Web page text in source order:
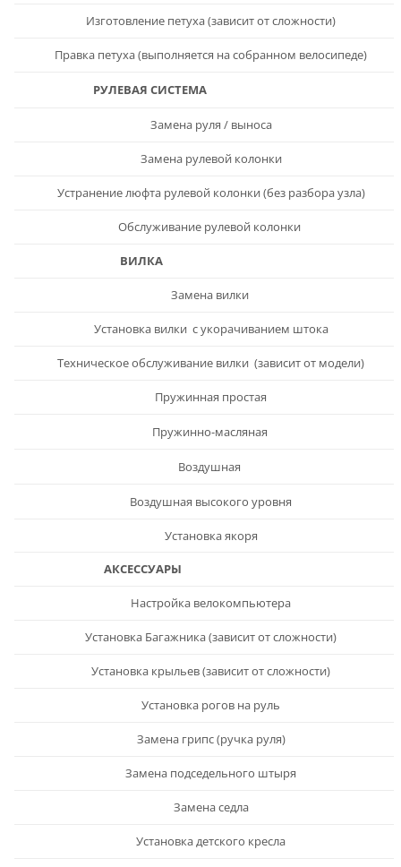
Изготовление петуха (зависит от сложности)
Правка петуха (выполняется на собранном велосипеде)
РУЛЕВАЯ СИСТЕМА
Замена руля / выноса
Замена рулевой колонки
Устранение люфта рулевой колонки (без разбора узла)
Обслуживание рулевой колонки
ВИЛКА
Замена вилки
Установка вилки с укорачиванием штока
Техническое обслуживание вилки (зависит от модели)
Пружинная простая
Пружинно-масляная
Воздушная
Воздушная высокого уровня
Установка якоря
АКСЕССУАРЫ
Настройка велокомпьютера
Установка Багажника (зависит от сложности)
Установка крыльев (зависит от сложности)
Установка рогов на руль
Замена грипс (ручка руля)
Замена подседельного штыря
Замена седла
Установка детского кресла